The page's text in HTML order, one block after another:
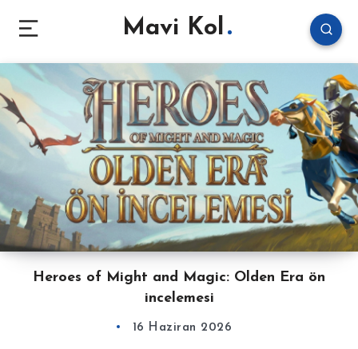
Mavi Kol
Heroes of Might and Magic: Olden Era ön
incelemesi
16 Haziran 2026